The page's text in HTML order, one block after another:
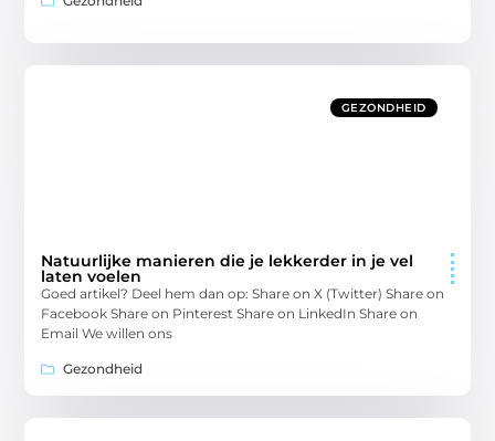
GEZONDHEID
Natuurlijke manieren die je lekkerder in je vel
laten voelen
Goed artikel? Deel hem dan op: Share on X (Twitter) Share on
Facebook Share on Pinterest Share on LinkedIn Share on
Email We willen ons
Gezondheid